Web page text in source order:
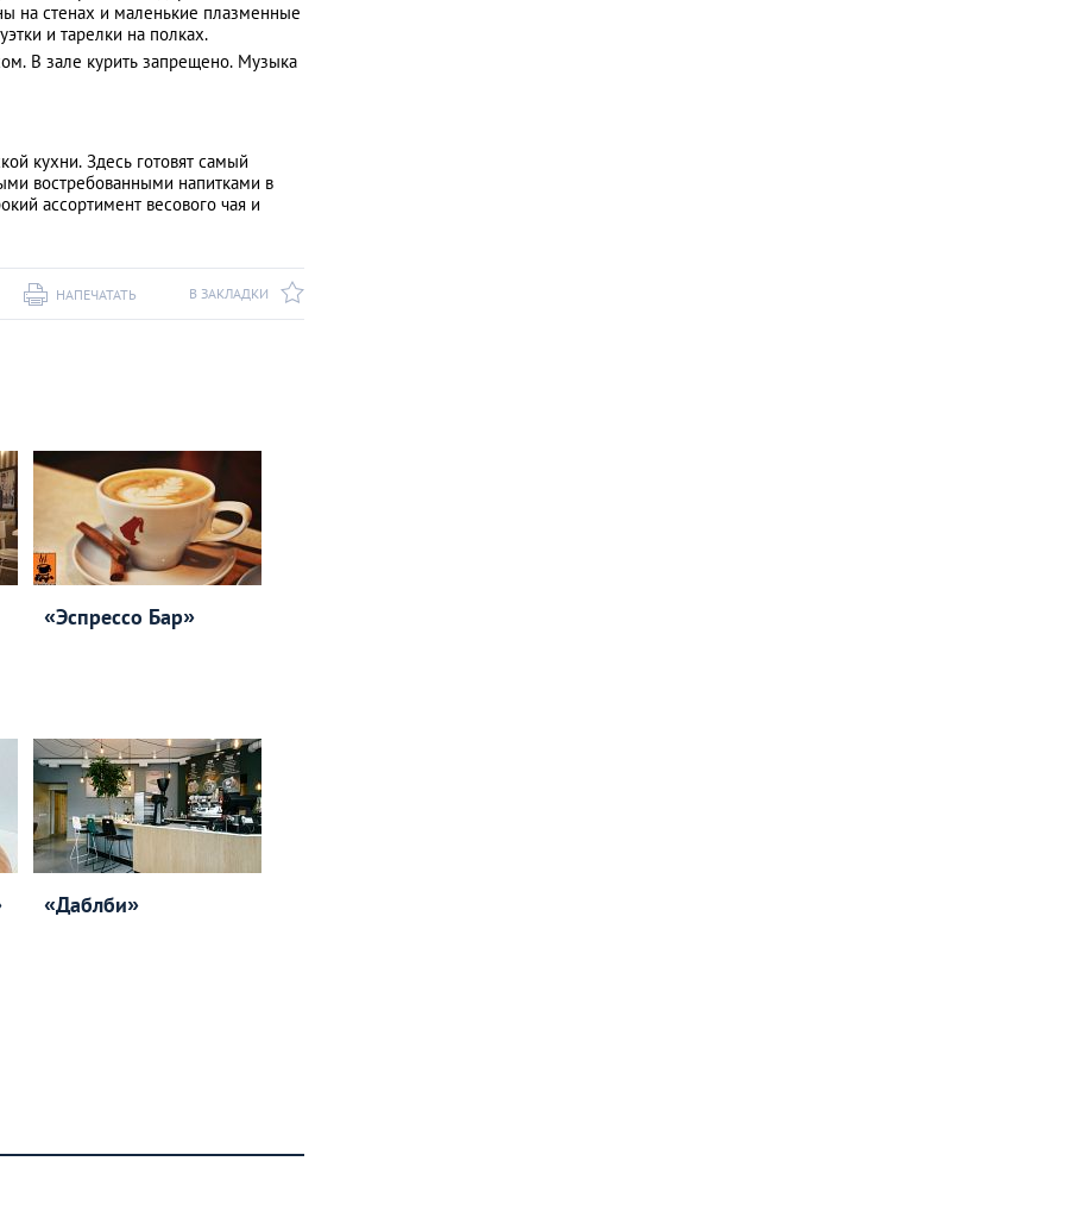
на стенах и маленькие плазменные
и тарелки на полках.
В зале курить запрещено. Музыка
кухни. Здесь готовят самый
востребованными напитками в
ассортимент весового чая и
В ЗАКЛАДКИ
НАПЕЧАТАТЬ
«Эспрессо Бар»
«Даблби»